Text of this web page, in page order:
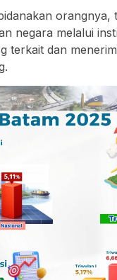
orangnya,
negara melalui
terkait dan